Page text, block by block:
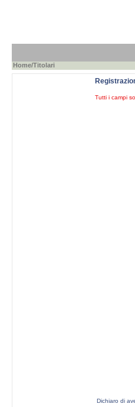
Home/Titolari
Tutti i campi
Dichiaro di